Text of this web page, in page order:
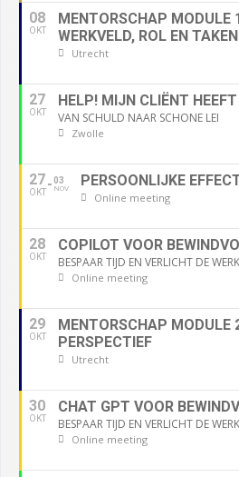
08
OKT
MENTORSCHAP MODULE
WERKVELD, ROL EN TAKEN
Utrecht
27
OKT
HELP! MIJN CLIËNT
VAN SCHULD NAAR SCHONE LEI
Zwolle
27
OKT
03
NOV PERSOONLIJKE
Online meeting
28
OKT
COPILOT VOOR
BESPAAR TIJD EN VERLICHT DE
Online meeting
29
OKT
MENTORSCHAP MODULE
PERSPECTIEF
Utrecht
30
OKT
CHAT GPT VOOR
BESPAAR TIJD EN VERLICHT DE
Online meeting